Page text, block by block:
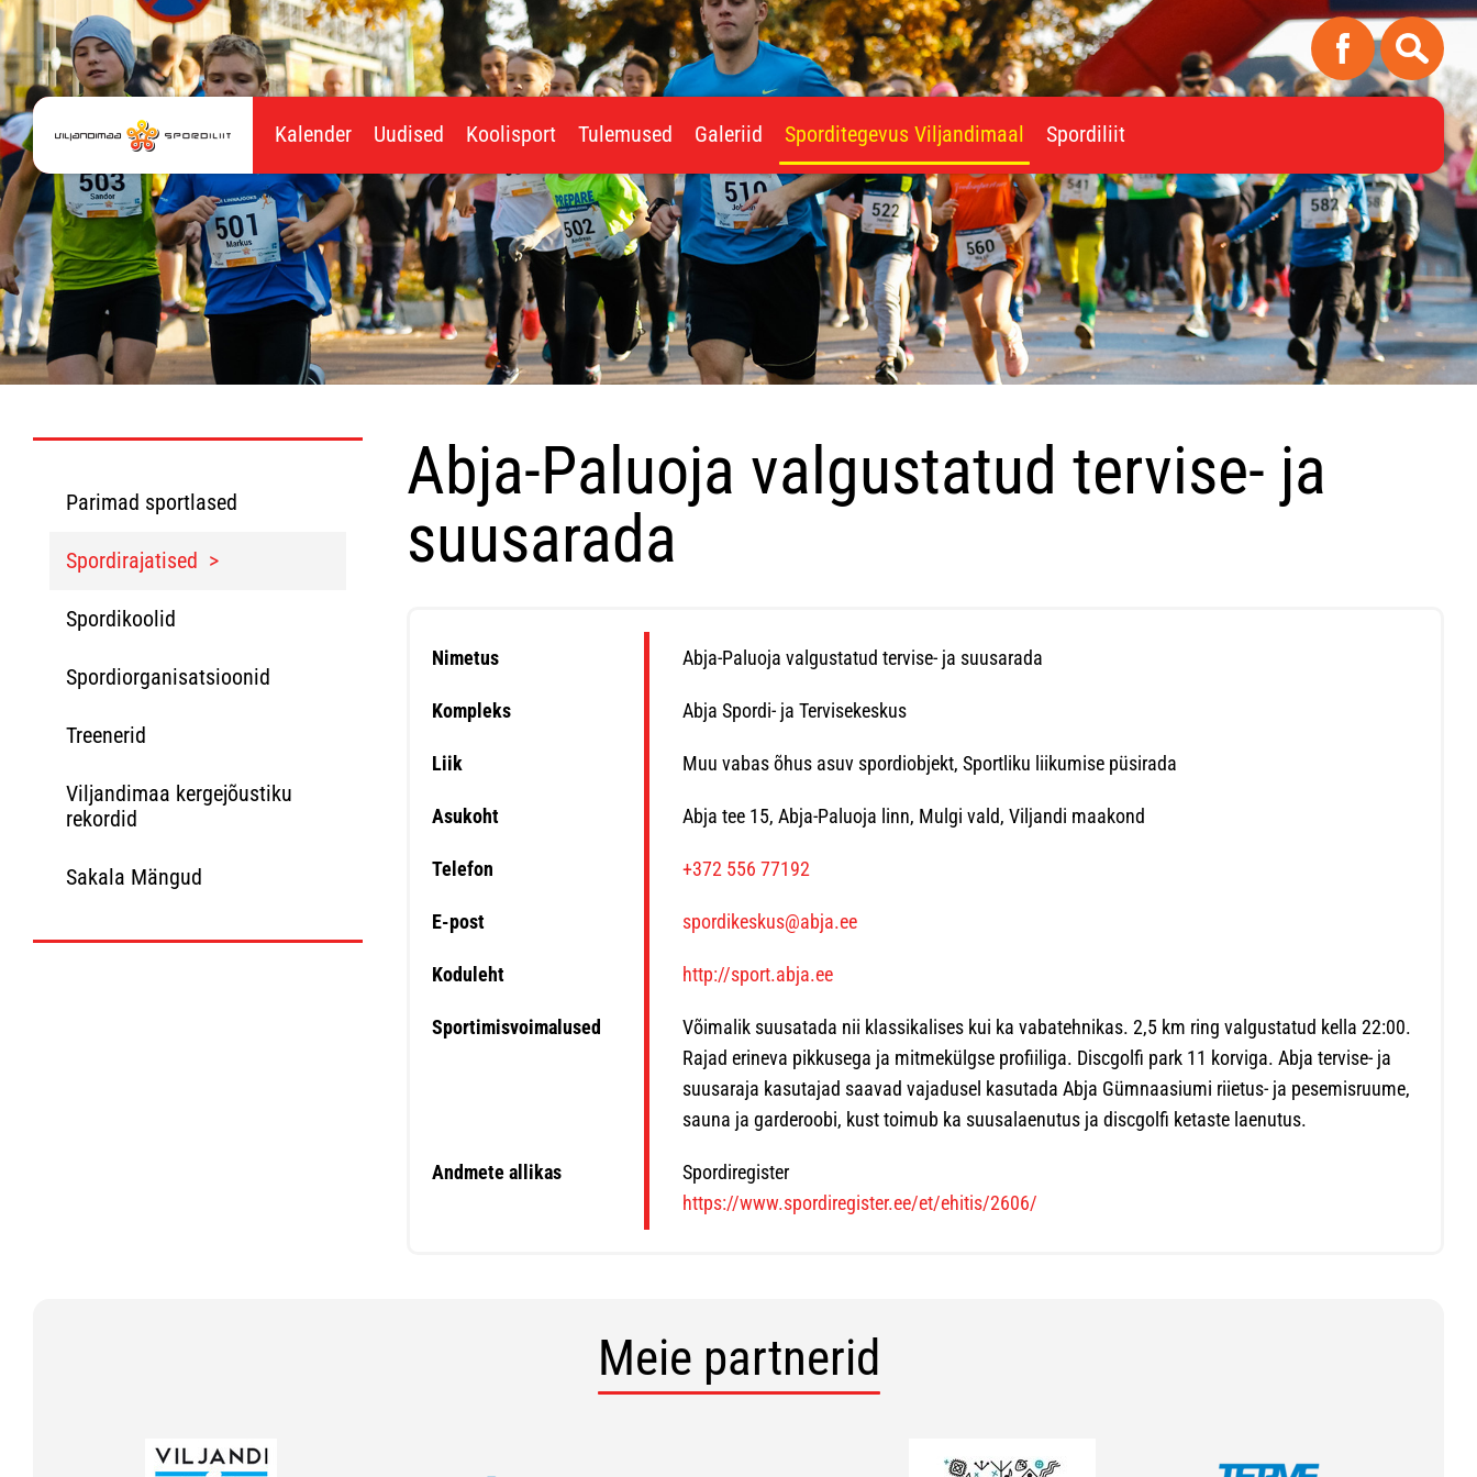
Kalender Uudised Koolisport Tulemused Galeriid Sporditegevus Viljandimaal Spordiliit
Parimad sportlased
Spordirajatised
Spordikoolid
Spordiorganisatsioonid
Treenerid
Viljandimaa kergejõustiku
rekordid
Sakala Mängud
Abja-Paluoja valgustatud tervise- ja
suusarada
Nimetus Abja-Paluoja valgustatud tervise- ja suusarada
Kompleks Abja Spordi- ja Tervisekeskus
Liik Muu vabas õhus asuv spordiobjekt, Sportliku liikumise püsirada
Asukoht Abja tee 15, Abja-Paluoja linn, Mulgi vald, Viljandi maakond
Telefon +372 556 77192
E-post spordikeskus@abja.ee
Koduleht http://sport.abja.ee
Sportimisvoimalused
Võimalik suusatada nii klassikalises kui ka vabatehnikas. 2,5 km ring valgustatud kella 22:00.
Rajad erineva pikkusega ja mitmekülgse profiiliga. Discgolfi park 11 korviga. Abja tervise- ja
suusaraja kasutajad saavad vajadusel kasutada Abja Gümnaasiumi riietus- ja pesemisruume,
sauna ja garderoobi, kust toimub ka suusalaenutus ja discgolfi ketaste laenutus.
Andmete allikas
Spordiregister
https://www.spordiregister.ee/et/ehitis/2606/
Meie partnerid